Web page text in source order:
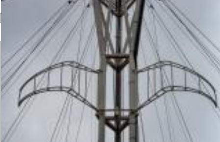
Formulaire de recherche
Dossiers
photos diverses
2026/06/28 Conférence